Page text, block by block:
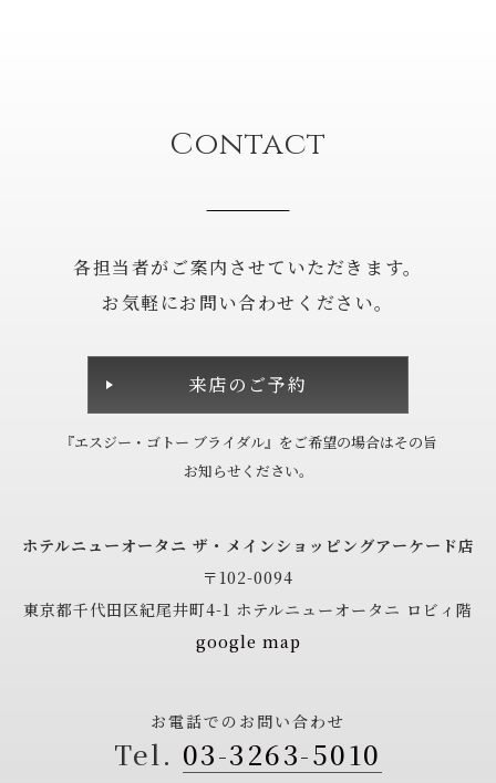
Contact
各担当者がご案内させていただきます。
お気軽にお問い合わせください。
来店のご予約
『エスジー・ゴトー ブライダル』を ご希望の場合はその旨
お知らせください。
ホテルニューオータニ ザ・メインショッピングアーケード店
〒102-0094
東京都千代田区紀尾井町4-1 ホテルニューオータニ ロビィ階
google map
お電話でのお問い合わせ
03-3263-5010